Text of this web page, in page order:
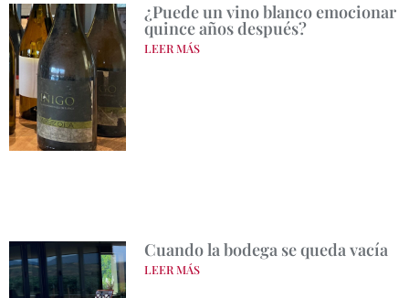
¿Puede un vino blanco emocionar
quince años después?
LEER MÁS
Cuando la bodega se queda vacía
LEER MÁS